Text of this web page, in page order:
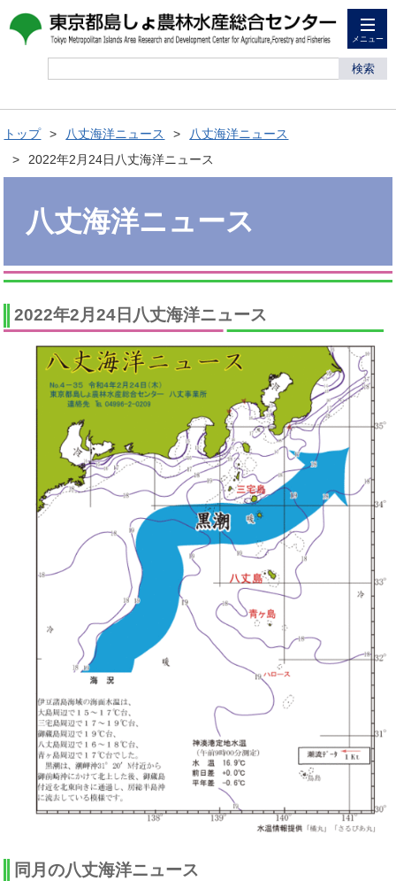
メニュー
検索
トップ 八丈海洋ニュース
八丈海洋ニュース
2022年2月24日八丈海洋ニュース
八丈海洋ニュース
2022年2月24日八丈海洋ニュース
同月の八丈海洋ニュース